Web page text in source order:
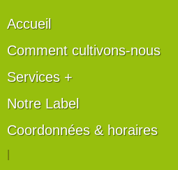
Accueil
Comment cultivons-nous
Services +
Notre Label
Coordonnées & horaires